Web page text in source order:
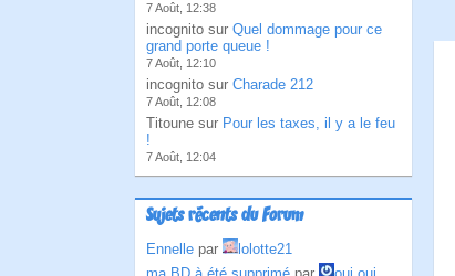
7 Août, 12:38
incognito sur Quel dommage pour ce
grand porte queue !
7 Août, 12:10
incognito sur Charade 212
7 Août, 12:08
Titoune sur Pour les taxes, il y a le feu
!
7 Août, 12:04
Sujets récents du Forum
Ennelle par
lolotte21